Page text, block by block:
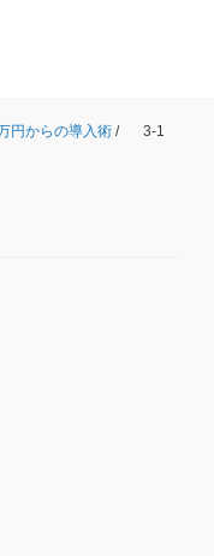
円からの導入術 / 3-1